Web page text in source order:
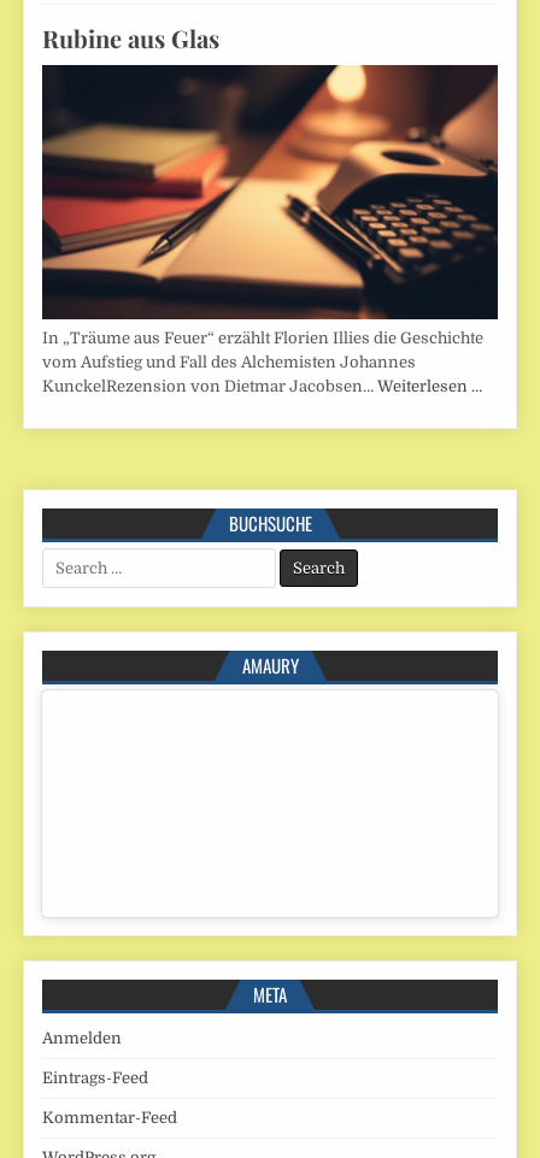
Rubine aus Glas
In „Träume aus Feuer“ erzählt Florien Illies die Geschichte
vom Aufstieg und Fall des Alchemisten Johannes
KunckelRezension von Dietmar Jacobsen…Weiterlesen …
BUCHSUCHE
Search
for:
AMAURY
META
Anmelden
Eintrags-Feed
Kommentar-Feed